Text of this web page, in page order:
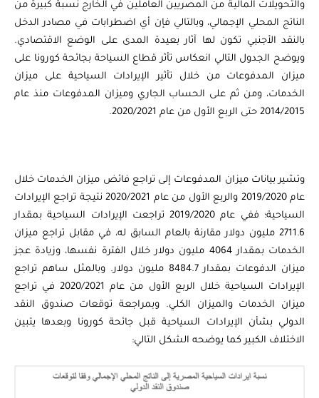
والتحويلات المالية من المصريين العاملين في الخارج نسبة كبيرة من
الناتج المحلي الإجمالي، وبالتالي فإن أي اضطرابات في مصادر الدخل
بالنقد الأجنبي تكون لها آثار بعيدة المدى على الوضع الاقتصادي.
ويوضح الجدول التالي انعكاس تأثر قطاع السياحة بجائحة كورونا على
ميزان المدفوعات من خلال تأثير الإيرادات السياحية على ميزان
الخدمات، ومن ثم على الحساب الجاري وميزان المدفوعات منذ عام
2014/2015 حتى الربع الأول من عام 2020/2021.
وتشير بيانات ميزان المدفوعات إلى تراجع فائض ميزان الخدمات خلال
عام 2019/2020 والربع الأول من عام 2020/2021 نتيجة تراجع الإيرادات
السياحية؛ ففي عام 2019/2020 تراجعت الإيرادات السياحية بمقدار
2711.6 مليون دولار مقارنة بالعام السابق له، في مقابل تراجع ميزان
الخدمات بمقدار 4064 مليون دولار خلال الفترة نفسها، وزيادة عجز
ميزان الدفوعات بمقدار 8484.7 مليون دولار. وبالمثل ساهم تراجع
الإيرادات السياحية خلال الربع الأول من عام 2020/2021 في تراجع
ميزان الخدمات والميزان الكلي. وبمراجعة توقعات صندوق النقد
الدولي بشأن الإيرادات السياحية قبل جائحة كورونا وبعدها يتبين
الاختلاف الكبير كما يوضحه الشكل التالي: